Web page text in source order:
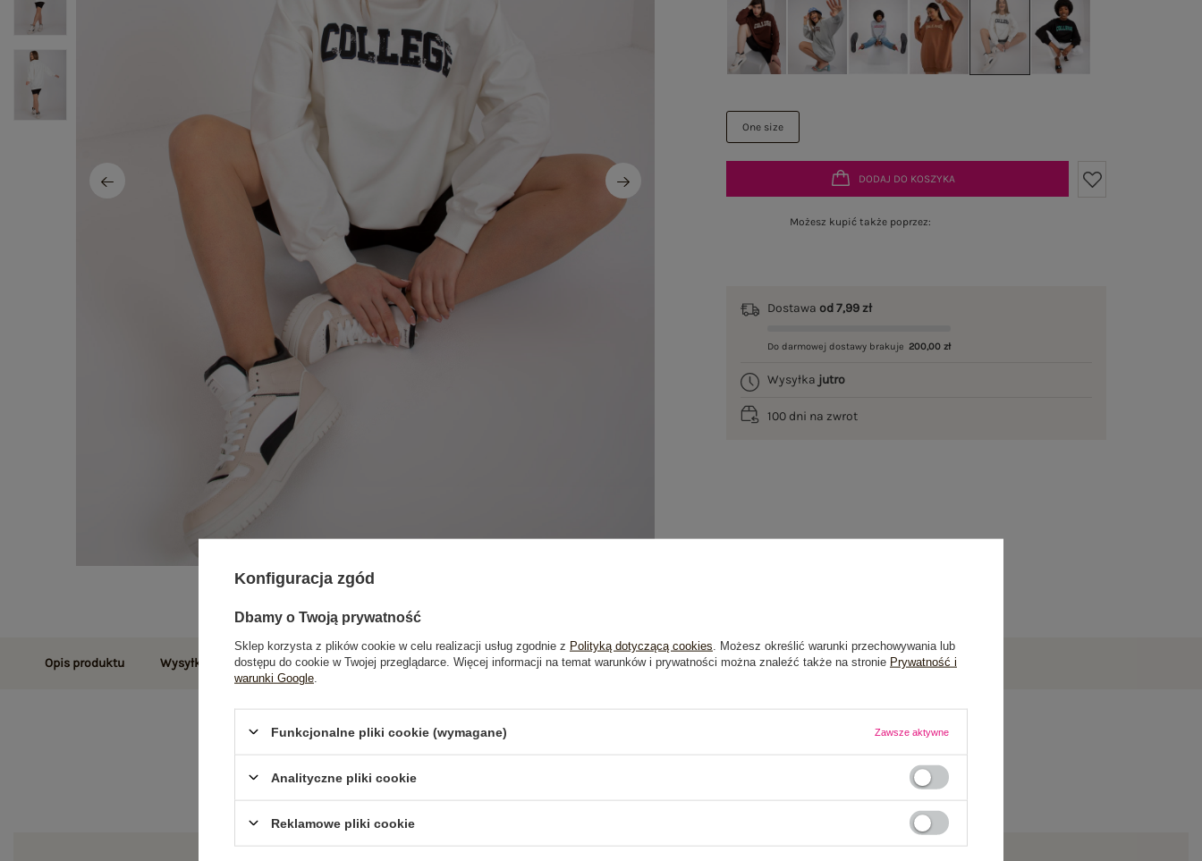
One size
DODAJ DO KOSZYKA
Możesz kupić także poprzez:
Dostawaod 7,99 zł
Do darmowej dostawy brakuje 200,00 zł
Wysyłka jutro
100 dni na zwrot
Opis produktu Wysyłka i dostawa Zwroty i reklamacje Opinie o produkcie(0)
Konfiguracja zgód
Dbamy o Twoją prywatność
Sklep korzysta z plików cookie w celu realizacji usług zgodnie z Polityką dotyczącą cookies . Możesz określić warunki przechowywania lub
dostępu do cookie w Twojej przeglądarce. Więcej informacji na temat warunków i prywatności można znaleźć także na stronie Prywatność i
warunki Google
Funkcjonalne pliki cookie (wymagane) Zawsze aktywne
Analityczne pliki cookie
Reklamowe pliki cookie